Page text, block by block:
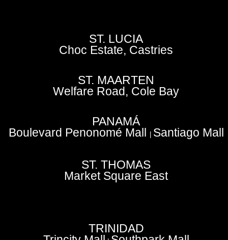
ST. LUCIA
Choc Estate, Castries
ST. MAARTEN
Welfare Road, Cole Bay
PANAMÁ
Boulevard Penonomé Mall Santiago Mall
ST. THOMAS
Market Square East
TRINIDAD